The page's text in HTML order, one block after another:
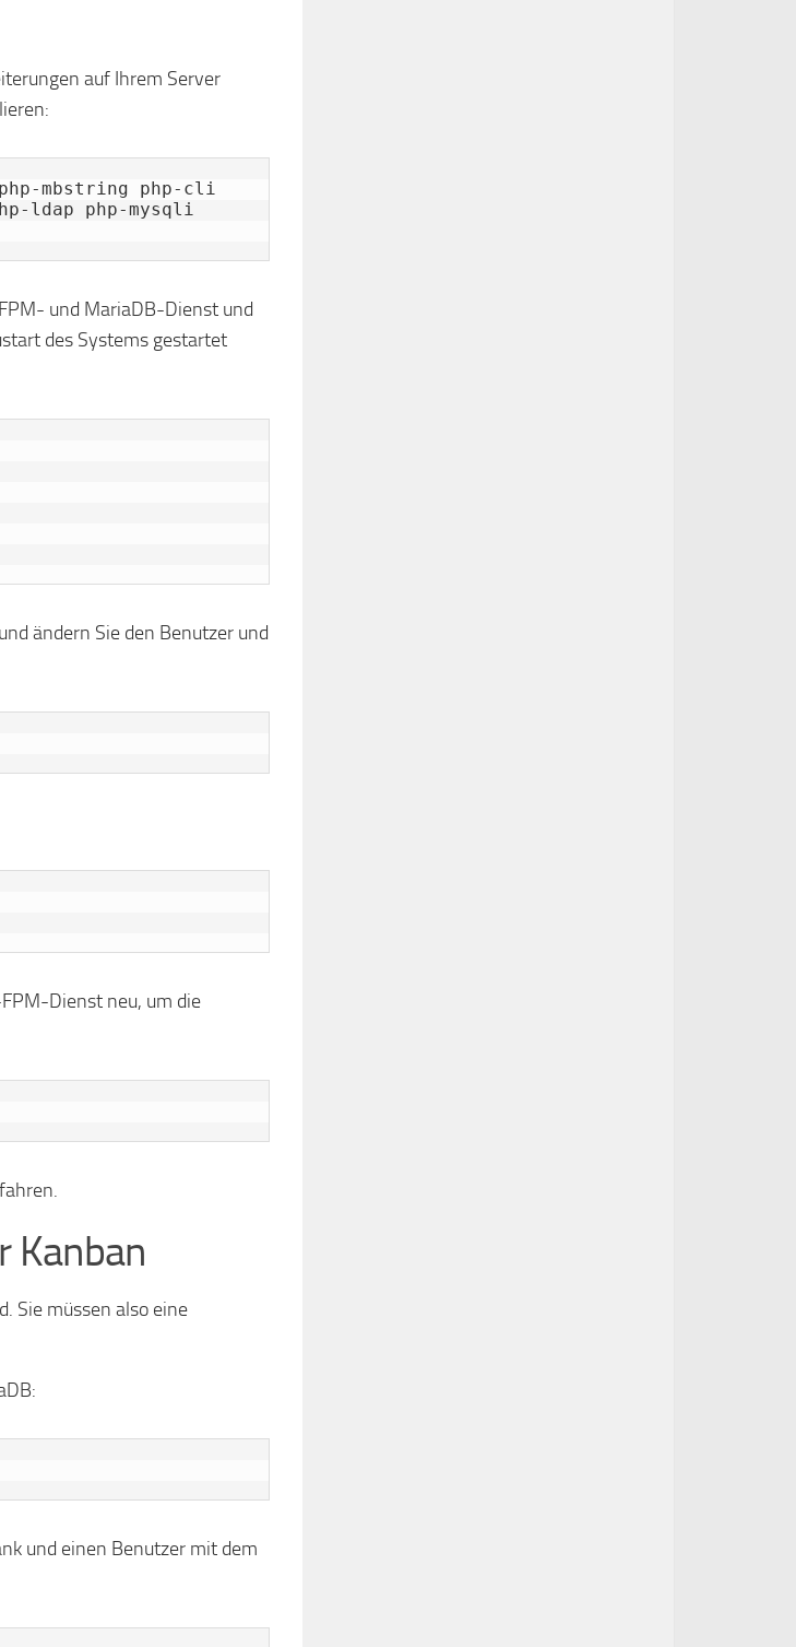
auf Ihrem Server
mbstring php-cli
ldap php-mysqli
und MariaDB-Dienst und
des Systems gestartet
ändern Sie den Benutzer und
Dienst neu, um die
Kanban
Sie müssen also eine
und einen Benutzer mit dem